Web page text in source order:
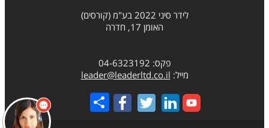
לידר סיני 2022 בע"מ (קורסים)
האומן 17, חדרה
פקס: 04-6323192
מייל: leader@leaderltd.co.il
Share